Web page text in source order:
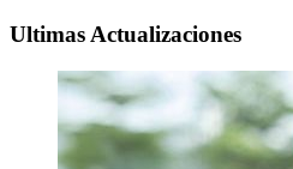
Ultimas Actualizaciones